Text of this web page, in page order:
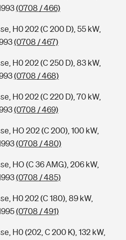
für deine Kids
eingestuft
(0708 / 466)
H0 202 (C 200 D), 55 kW,
(0708 / 467)
H0 202 (C 250 D), 83 kW,
(0708 / 468)
H0 202 (C 220 D), 70 kW,
(0708 / 469)
HO 202 (C 200), 100 kW,
(0708 / 480)
HO (C 36 AMG), 206 kW,
(0708 / 485)
H0 202 (C 180), 89 kW,
(0708 / 491)
H0 (202, C 200 K), 132 kW,